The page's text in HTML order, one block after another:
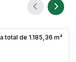
total de 1.185,36 m²